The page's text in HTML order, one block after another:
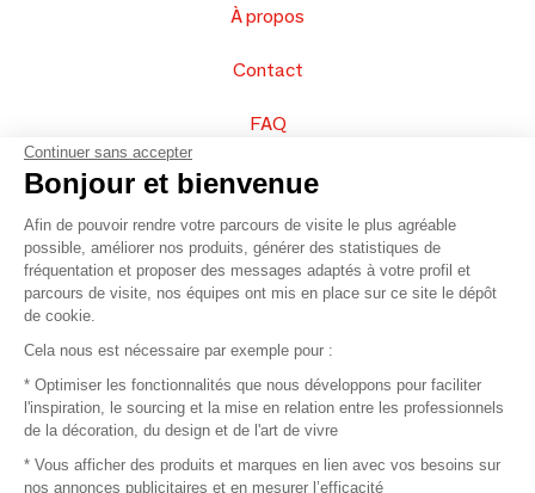
À propos
Contact
FAQ
Vendez vos produits
Plan du site
© 2016 –Organisation SAFI
Recrutement
Continuer sans accepter
Bonjour et bienvenue
Afin de pouvoir rendre votre parcours de visite le plus agréable
possible, améliorer nos produits, générer des statistiques de
fréquentation et proposer des messages adaptés à votre profil et
parcours de visite, nos équipes ont mis en place sur ce site le dépôt
de cookie.
Cela nous est nécessaire par exemple pour :
* Optimiser les fonctionnalités que nous développons pour faciliter
l'inspiration, le sourcing et la mise en relation entre les professionnels
de la décoration, du design et de l'art de vivre
* Vous afficher des produits et marques en lien avec vos besoins sur
nos annonces publicitaires et en mesurer l’efficacité